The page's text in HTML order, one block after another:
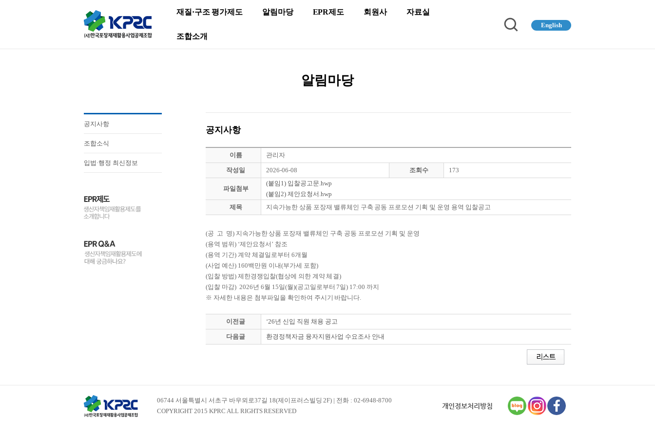
재질·구조 평가제도 알림마당 EPR제도 회원사 자료실
조합소개
English
알림마당
공지사항
조합소식
입법·행정 최신정보
공지사항
이름 관리자
작성일 2026-06-08 조회수 173
파일첨부
(붙임1) 입찰공고문.hwp
(붙임2) 제안요청서.hwp
제목
지속가능한 상품 포장재 밸류체인 구축 공동 프로모션 기획 및 운영 용역 입찰공고
(공 고 명) 지속가능한 상품 포장재 밸류체인 구축 공동 프로모션 기획 및 운영
(용역 범위) ‘제안요청서’ 참조
(용역 기간) 계약 체결일로부터 6개월
(사업 예산) 160백만원 이내(부가세 포함)
(입찰 방법) 제한경쟁입찰(협상에 의한 계약 체결)
(입찰 마감) 2026년 6월 15일(월)(공고일로부터 7일) 17:00 까지
※ 자세한 내용은 첨부파일을 확인하여 주시기 바랍니다.
이전글 ‘26년 신입 직원 채용 공고
다음글 환경정책자금 융자지원사업 수요조사 안내
06744 서울특별시 서초구 바우뫼로37길 18(제이프러스빌딩 2F) | 전화 : 02-6948-8700
COPYRIGHT 2015 KPRC ALL RIGHTS RESERVED